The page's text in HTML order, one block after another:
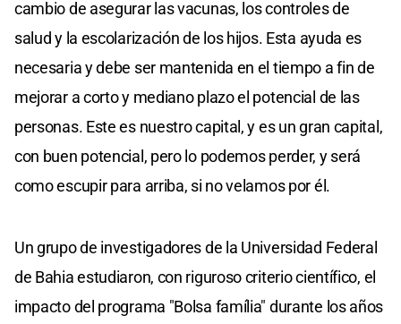
cambio de asegurar las vacunas, los controles de
salud y la escolarización de los hijos. Esta ayuda es
necesaria y debe ser mantenida en el tiempo a fin de
mejorar a corto y mediano plazo el potencial de las
personas. Este es nuestro capital, y es un gran capital,
con buen potencial, pero lo podemos perder, y será
como escupir para arriba, si no velamos por él.
Un grupo de investigadores de la Universidad Federal
de Bahia estudiaron, con riguroso criterio científico, el
impacto del programa "Bolsa família" durante los años